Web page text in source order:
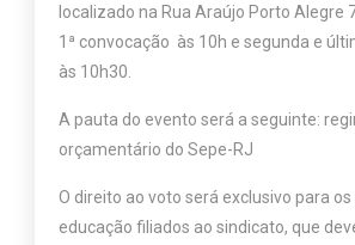
localizado na Rua Araújo Porto Alegre
1ª convocação às 10h e segunda e
às 10h30.
A pauta do evento será a seguinte:
orçamentário do Sepe-RJ
O direito ao voto será exclusivo para
educação filiados ao sindicato, que